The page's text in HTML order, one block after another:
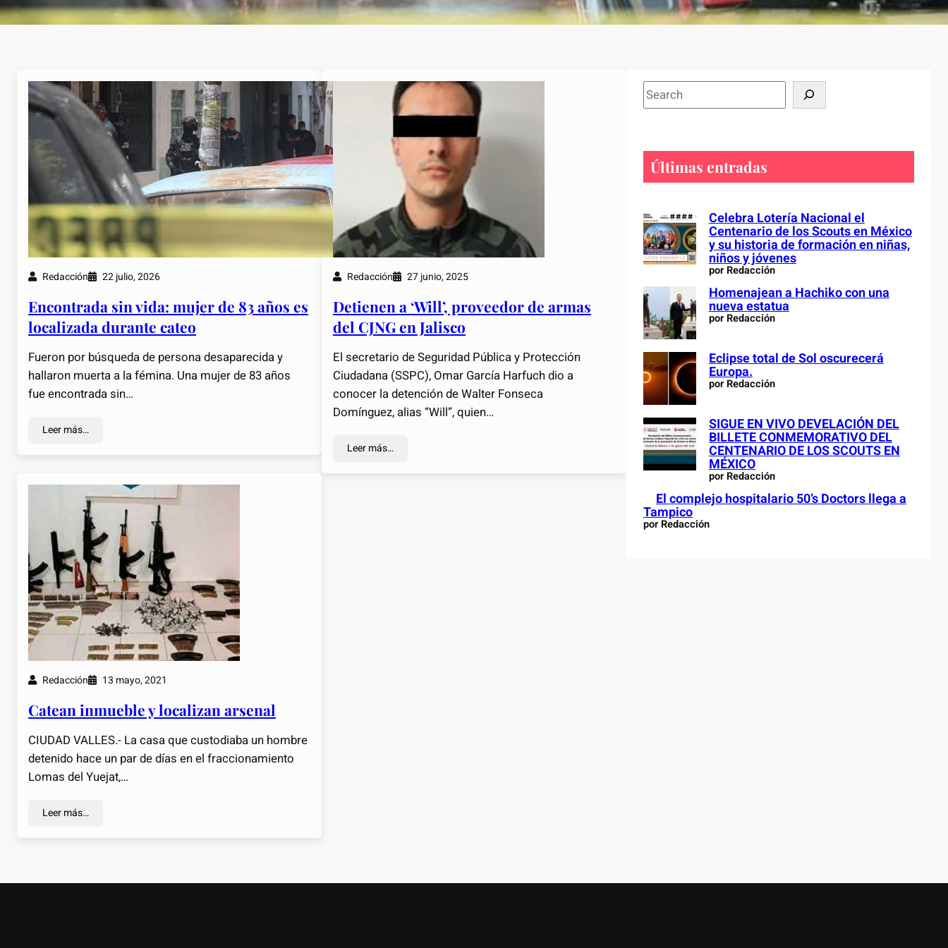
Redacción 22 julio, 2026
Encontrada sin vida: mujer de 83 años es
localizada durante cateo
Fueron por búsqueda de persona desaparecida y
hallaron muerta a la fémina. Una mujer de 83 años
fue encontrada sin…
Leer más…
Redacción 27 junio, 2025
Detienen a ‘Will’, proveedor de armas
del CJNG en Jalisco
El secretario de Seguridad Pública y Protección
Ciudadana (SSPC), Omar García Harfuch dio a
conocer la detención de Walter Fonseca
Domínguez, alias “Will”, quien…
Leer más…
Redacción 13 mayo, 2021
Catean inmueble y localizan arsenal
CIUDAD VALLES.- La casa que custodiaba un hombre
detenido hace un par de días en el fraccionamiento
Lomas del Yuejat,…
Leer más…
S
e
h
Últimas entradas
Celebra Lotería Nacional el
Centenario de los Scouts en México
y su historia de formación en niñas,
niños y jóvenes
por Redacción
Homenajean a Hachiko con una
nueva estatua
por Redacción
Eclipse total de Sol oscurecerá
Europa.
por Redacción
SIGUE EN VIVO DEVELACIÓN DEL
BILLETE CONMEMORATIVO DEL
CENTENARIO DE LOS SCOUTS EN
MÉXICO
por Redacción
El complejo hospitalario 50’s Doctors llega a
Tampico
por Redacción